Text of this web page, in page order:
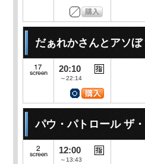
だぁれかさんとアソぼ
20:10
～22:14
パウ・パトロール ザ
12:00
～13:43